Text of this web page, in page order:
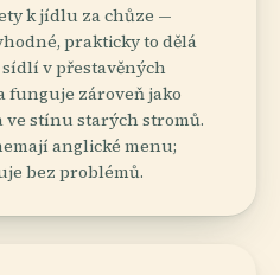
k jídlu za chůze —
prakticky to dělá
v přestavěných
funguje zároveň jako
ve stínu starých stromů.
anglické menu;
bez problémů.